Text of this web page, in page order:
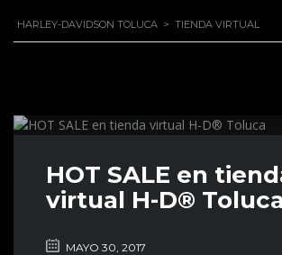
HARLEY-DAVIDSON TOLUCA > TIENDA VIRTUAL
HOT SALE en
virtual H-D®
MAYO 30, 2017